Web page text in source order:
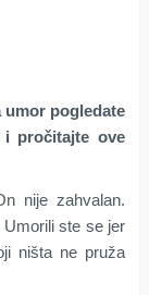
umor pogledate
pročitajte ove
nije zahvalan.
ste se jer
ništa ne pruža